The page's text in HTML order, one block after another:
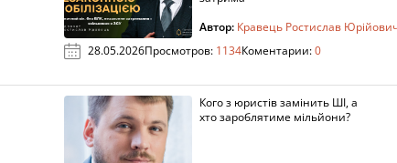
Автор: Кравець Ростислав
28.05.2026Просмотров: 1134Коментарии:0
Кого з юристів замінить ШІ, а
хто зароблятиме мільйони?